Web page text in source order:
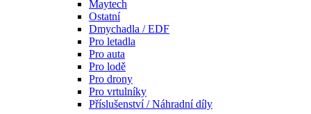
Maytech
Ostatní
Dmychadla / EDF
Pro letadla
Pro auta
Pro lodě
Pro drony
Pro vrtulníky
Příslušenství / Náhradní díly